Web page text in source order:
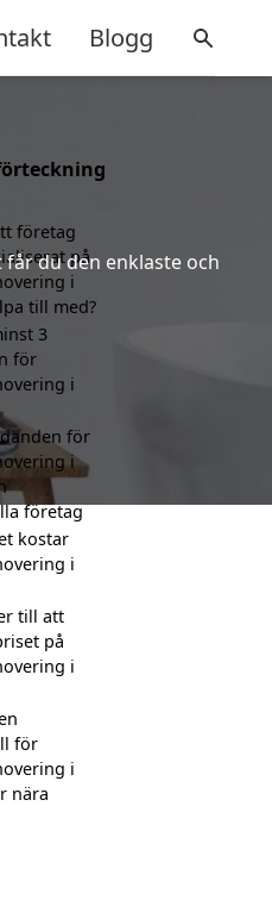
Blogg
du den enklaste och
företag
på
i
till med?
3
för
i
för
i
företag
kostar
i
till att
på
i
för
i
nära